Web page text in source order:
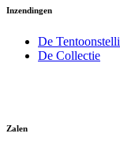
Inzendingen
De
De Collectie
Zalen